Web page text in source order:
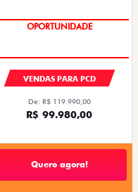
OPORTUNIDADE
VENDAS PARA PCD
De: R$ 119.990,00
R$ 99.980,00
Quero agora!